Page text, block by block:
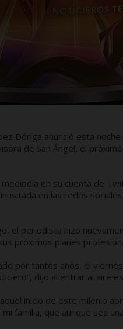
Dóriga anunció esta
de San Ángel, el
en su cuenta de
en las redes
el periodista hizo
próximos planes
por tantos años, el
dijo al entrar al aire
inicio de este milenio
familia, que aunque sea